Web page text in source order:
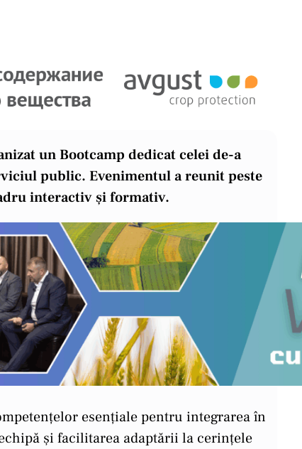
un Bootcamp dedicat celei de-a
public. Evenimentul a reunit peste
interactiv și formativ.
esențiale pentru integrarea în
și facilitarea adaptării la cerințele